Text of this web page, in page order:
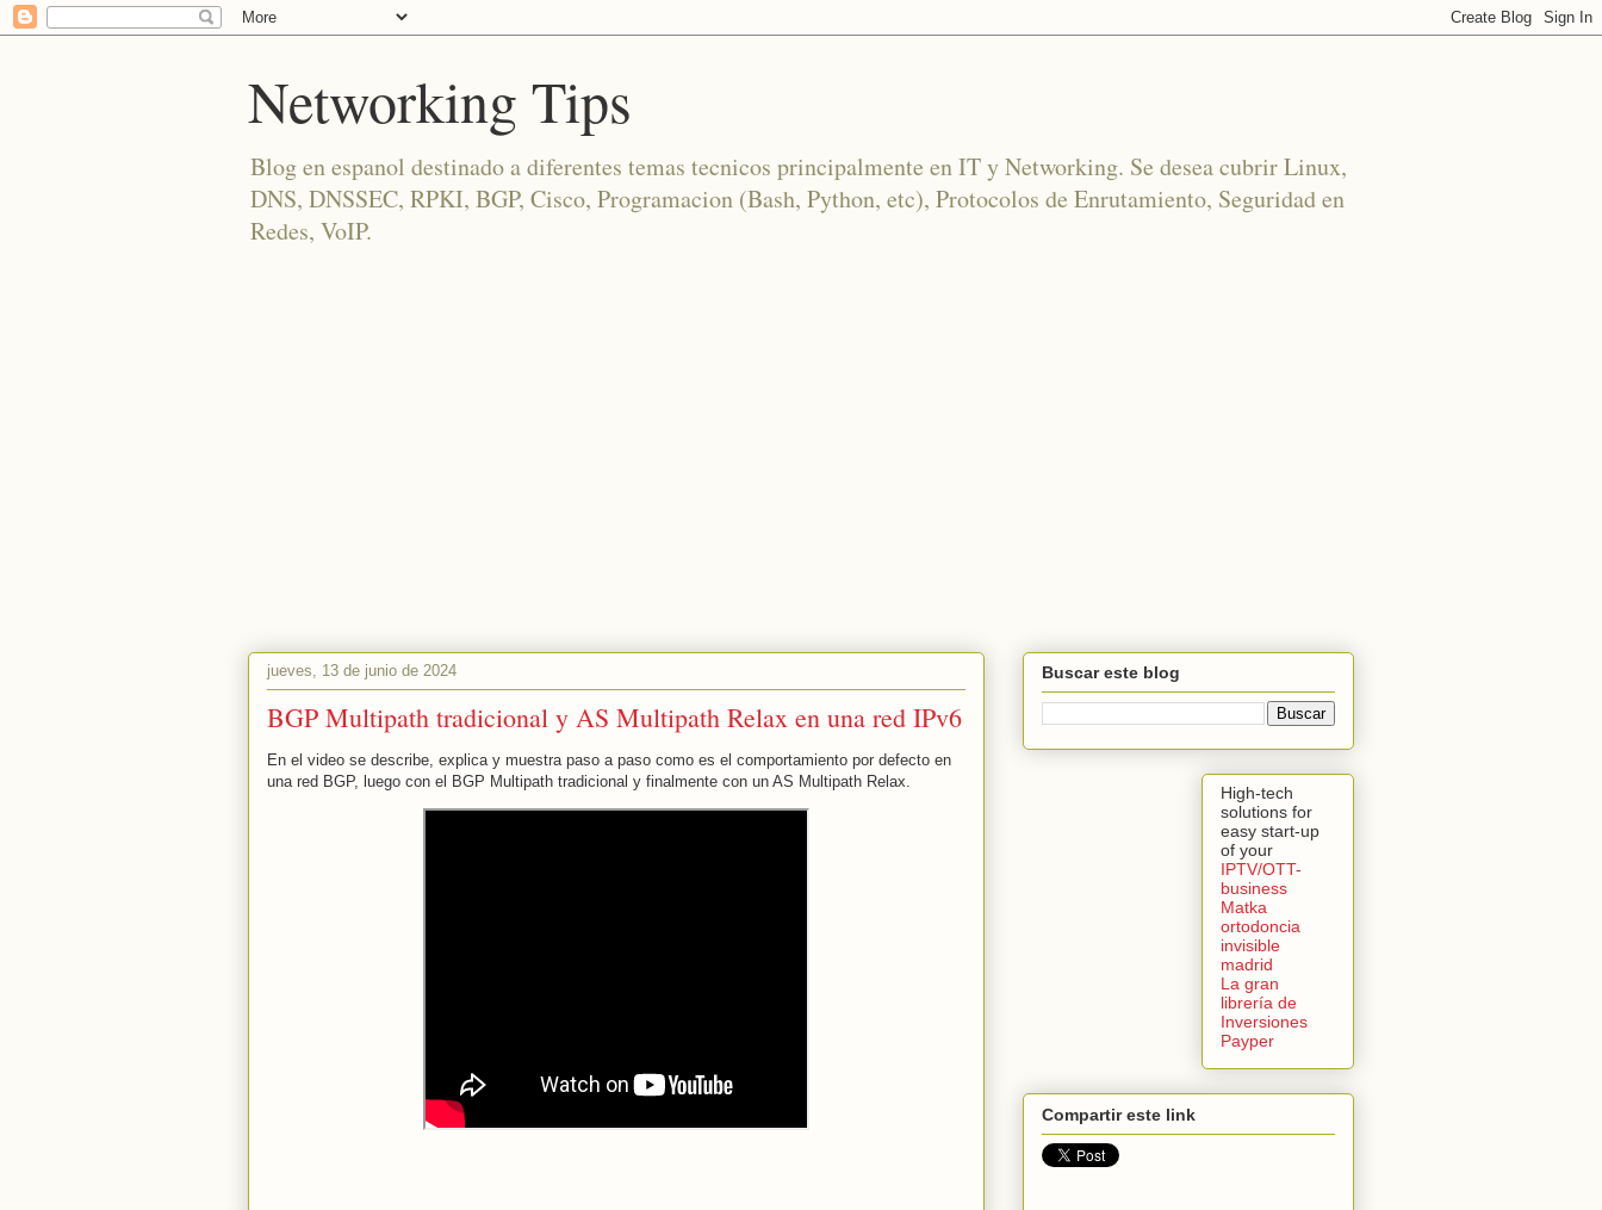
Networking Tips
Blog en espanol destinado a diferentes temas tecnicos principalmente en IT y Networking. Se desea cubrir Linux,
DNS, DNSSEC, RPKI, BGP, Cisco, Programacion (Bash, Python, etc), Protocolos de Enrutamiento, Seguridad en
Redes, VoIP.
jueves, 13 de junio de 2024
BGP Multipath tradicional y AS Multipath Relax en una red IPv6
En el video se describe, explica y muestra paso a paso como es el comportamiento por defecto en
una red BGP, luego con el BGP Multipath tradicional y finalmente con un AS Multipath Relax.
Buscar este blog
High-tech
solutions for
easy start-up
of your
IPTV/OTT-
business
Matka
ortodoncia
invisible
madrid
La gran
librería de
Inversiones
Payper
Compartir este link